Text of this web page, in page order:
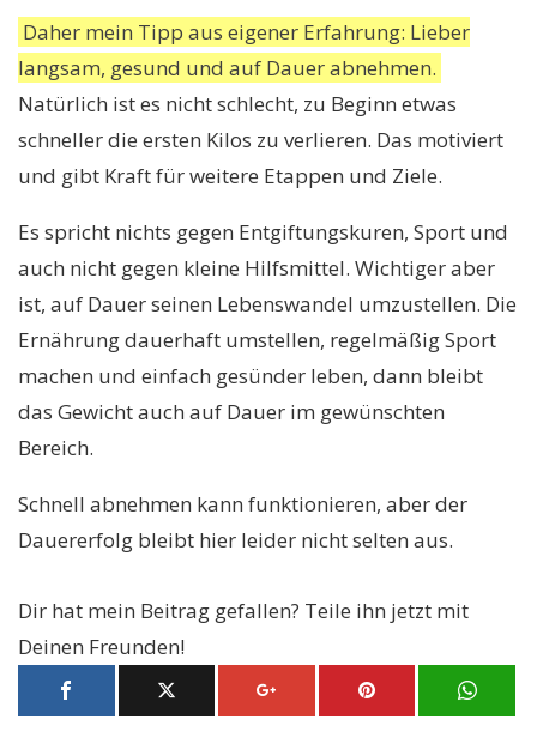
Daher mein Tipp aus eigener Erfahrung: Lieber
langsam, gesund und auf Dauer abnehmen.
Natürlich ist es nicht schlecht, zu Beginn etwas
schneller die ersten Kilos zu verlieren. Das motiviert
und gibt Kraft für weitere Etappen und Ziele.
Es spricht nichts gegen Entgiftungskuren, Sport und
auch nicht gegen kleine Hilfsmittel. Wichtiger aber
ist, auf Dauer seinen Lebenswandel umzustellen. Die
Ernährung dauerhaft umstellen, regelmäßig Sport
machen und einfach gesünder leben, dann bleibt
das Gewicht auch auf Dauer im gewünschten
Bereich.
Schnell abnehmen kann funktionieren, aber der
Dauererfolg bleibt hier leider nicht selten aus.
Dir hat mein Beitrag gefallen? Teile ihn jetzt mit
Deinen Freunden!